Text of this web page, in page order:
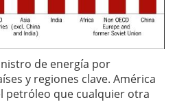
de energía por
y regiones clave. América
petróleo que cualquier otra